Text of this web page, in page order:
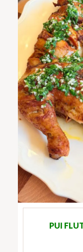
PUI